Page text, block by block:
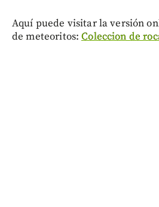
Aquí puede visitar la versión
de meteoritos:Coleccion de